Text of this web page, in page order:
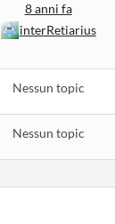
8 anni fa
interRetiarius
Nessun topic
Nessun topic